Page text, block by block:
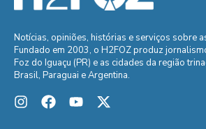
Notícias, opiniões, histórias e serviços sobre
Fundado em 2003, o H2FOZ produz
Foz do Iguaçu (PR) e as cidades da região
Brasil, Paraguai e Argentina.